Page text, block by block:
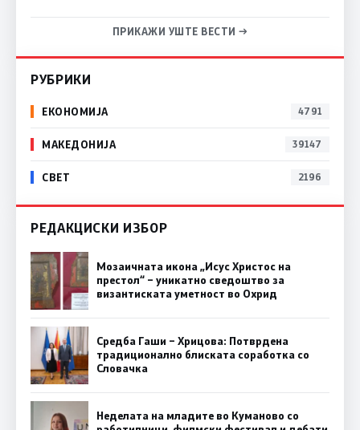
ПРИКАЖИ УШТЕ ВЕСТИ →
РУБРИКИ
ЕКОНОМИЈА 4791
МАКЕДОНИЈА 39147
СВЕТ 2196
РЕДАКЦИСКИ ИЗБОР
Мозаичната икона „Исус Христос на
престол“ – уникатно сведоштво за
византиската уметност во Охрид
Средба Гаши – Хрицова: Потврдена
традиционално блиската соработка со
Словачка
Неделата на младите во Куманово со